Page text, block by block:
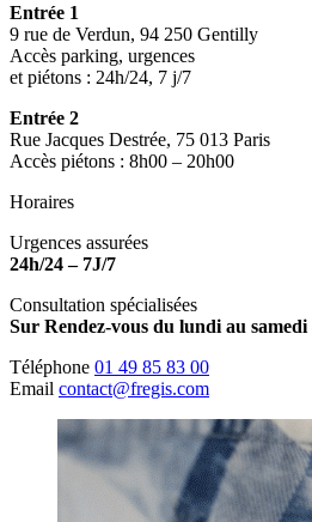
Entrée 1
9 rue de Verdun, 94 250 Gentilly
Accès parking, urgences
et piétons : 24h/24, 7 j/7
Entrée 2
Rue Jacques Destrée, 75 013 Paris
Accès piétons : 8h00 – 20h00
Horaires
Urgences assurées
24h/24 – 7J/7
Consultation spécialisées
Sur Rendez-vous du lundi au samedi
Téléphone 01 49 85 83 00
Email contact@fregis.com